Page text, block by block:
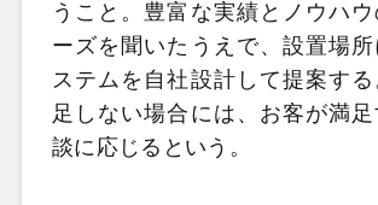
うこと。豊富な実績とノウハ
ーズを聞いたうえで、設置場
ステムを自社設計して提案す
足しない場合には、お客が満
談に応じるという。